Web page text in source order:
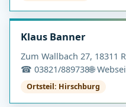
Klaus Banner
Zum Wallbach 27, 18311
☎ 03821/889738🌐
Ortsteil: Hirschburg